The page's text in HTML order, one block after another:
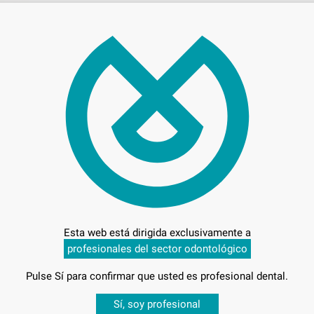
Entrega en 24h
Desbloquea todas tus ventajas
Esta web está dirigida exclusivamente a
profesionales del sector odontológico
Pulse Sí para confirmar que usted es profesional dental.
Sí, soy profesional